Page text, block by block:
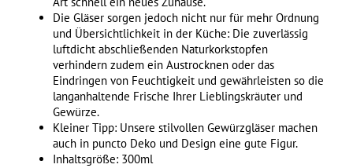
Die Gläser sorgen jedoch nicht nur für mehr Ordnung
und Übersichtlichkeit in der Küche: Die zuverlässig
luftdicht abschließenden Naturkorkstopfen
verhindern zudem ein Austrocknen oder das
Eindringen von Feuchtigkeit und gewährleisten so die
langanhaltende Frische Ihrer Lieblingskräuter und
Gewürze.
Kleiner Tipp: Unsere stilvollen Gewürzgläser machen
auch in puncto Deko und Design eine gute Figur.
Inhaltsgröße: 300ml